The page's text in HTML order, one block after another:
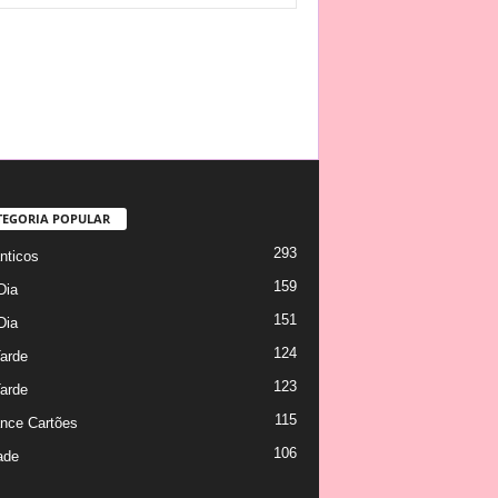
POPULAR
293
159
151
124
123
Cartões 115
106